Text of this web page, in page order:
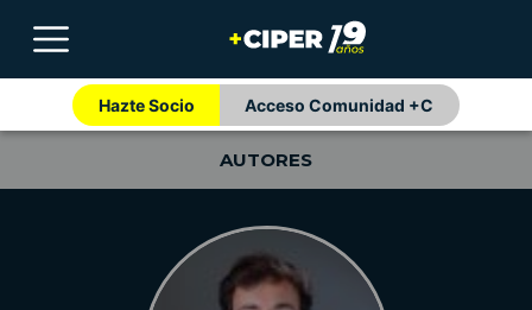
Hazte Socio Acceso Comunidad +C
AUTORES